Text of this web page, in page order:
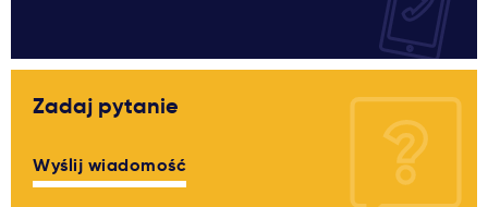
Zadaj pytanie
Wyślij wiadomość